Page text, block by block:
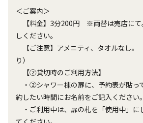
＜ご案内＞
【料金】3分200円 ※両替は売店にて
しください。
【ご注意】アメニティ、タオルなし。
り）
【②貸切時のご利用方法】
・②シャワー棟の扉に、予約表が貼っ
約したい時間にお名前をご記入ください。
・ご利用中は、扉の札を「使用中」に